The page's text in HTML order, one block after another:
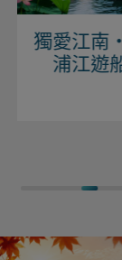
烏鎮・黃
自費】